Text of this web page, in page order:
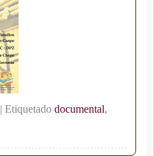
Etiquetado documental,